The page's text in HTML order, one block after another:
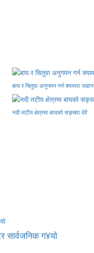
बाघ र चितुवा अनुगमन गर्न क्यामरा जडान
नदी तटीय क्षेत्रमा बाघको सङ्ख्या धेरै
सार्वजनिक ग¥यो